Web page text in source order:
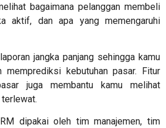
bagaimana pelanggan membeli
aktif, dan apa yang memengaruhi
jangka panjang sehingga kamu
kebutuhan pasar. Fitur
juga membantu kamu melihat
dipakai oleh tim manajemen, tim